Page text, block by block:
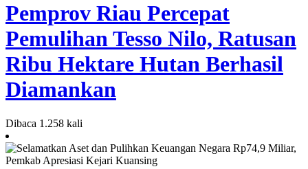
Pemprov Riau Percepat
Pemulihan Tesso Nilo, Ratusan
Ribu Hektare Hutan Berhasil
Diamankan
Dibaca 1.258 kali